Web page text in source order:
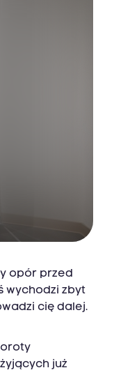
opór przed
wychodzi zbyt
cię dalej.
już